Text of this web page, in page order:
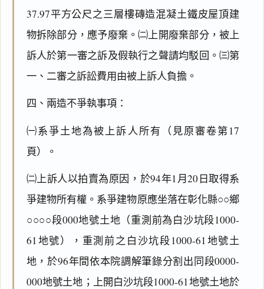
37.97平方公尺之三層樓磚造混凝土鐵皮屋頂建
物拆除部分，應予廢棄。㈡上開廢棄部分，被上
訴人於第一審之訴及假執行之聲請均駁回。㈢第
一、二審之訴訟費用由被上訴人負擔。
四、兩造不爭執事項：
㈠系爭土地為被上訴人所有（見原審卷第17
頁）。
㈡上訴人以拍賣為原因，於94年1月20日取得系
爭建物所有權。系爭建物原應坐落在彰化縣○○鄉
○○○○段000地號土地（重測前為白沙坑段1000-
61地號），重測前之白沙坑段1000-61地號土
地，於96年間依本院調解筆錄分割出同段0000-
000地號土地；上開白沙坑段1000-61地號土地於